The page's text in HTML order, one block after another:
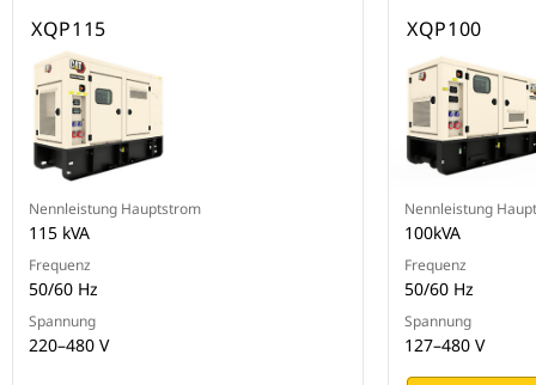
XQP115
Nennleistung Hauptstrom
115 kVA
Frequenz
50/60 Hz
Spannung
220–480 V
XQP100
Nennleistung
100kVA
Frequenz
50/60 Hz
Spannung
127–480 V